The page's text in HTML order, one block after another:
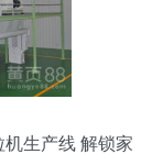
生产线 解锁家